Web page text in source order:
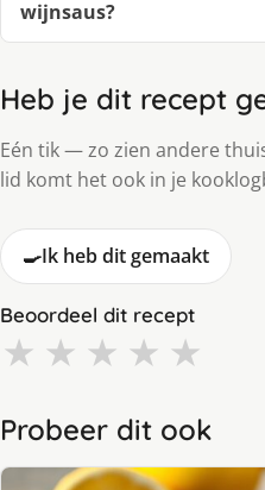
wijnsaus?
Heb je dit recept
Eén tik — zo zien andere
lid komt het ook in je
🍳Ik heb dit gemaakt
Beoordeel dit recept
★ ★ ★ ★ ★
Probeer dit ook